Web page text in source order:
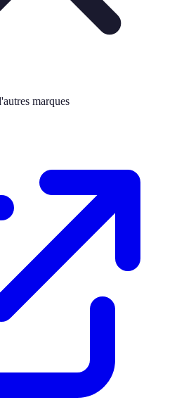
marques